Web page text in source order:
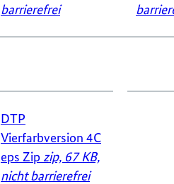
barrierefrei
DTP
Vierfarbversion 4C
eps Zip zip, 67 KB,
nicht barrierefrei